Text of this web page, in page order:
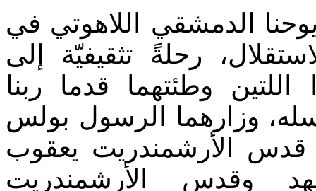
الدمشقي اللاهوتي في
رحلةً تثقيفيّة إلى
وطئتهما قدما ربنا
وزارهما الرسول بولس
قدس الأرشمندريت يعقوب
وقدس الأرشمندريت